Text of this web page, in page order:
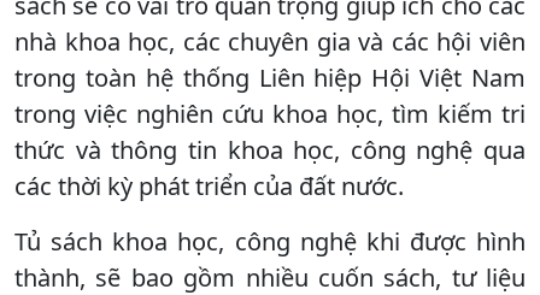
nhà khoa học, các chuyên gia và các hội viên
trong toàn hệ thống Liên hiệp Hội Việt Nam
trong việc nghiên cứu khoa học, tìm kiếm tri
thức và thông tin khoa học, công nghệ qua
các thời kỳ phát triển của đất nước.
Tủ sách khoa học, công nghệ khi được hình
thành, sẽ bao gồm nhiều cuốn sách, tư liệu